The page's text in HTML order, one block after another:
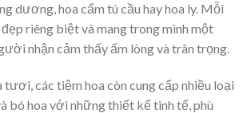
dương, hoa cẩm tú cầu hay hoa ly. Mỗi
riêng biệt và mang trong mình một
nhận cảm thấy ấm lòng và trân trọng.
tươi, các tiệm hoa còn cung cấp nhiều loại
bó hoa với những thiết kế tinh tế, phù